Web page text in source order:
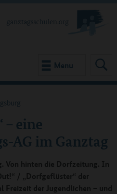
Menu
– eine
AG im Ganztag
Von hinten die Dorfzeitung. In
/ „Dorfgeflüster“ der
Freizeit der Jugendlichen – und